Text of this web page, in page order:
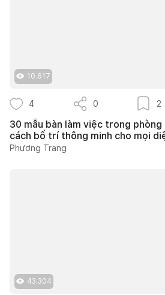
10.617
4 0 2
30 mẫu bàn làm việc trong
cách bố trí thông minh cho mọi
Phương Trang
43.304